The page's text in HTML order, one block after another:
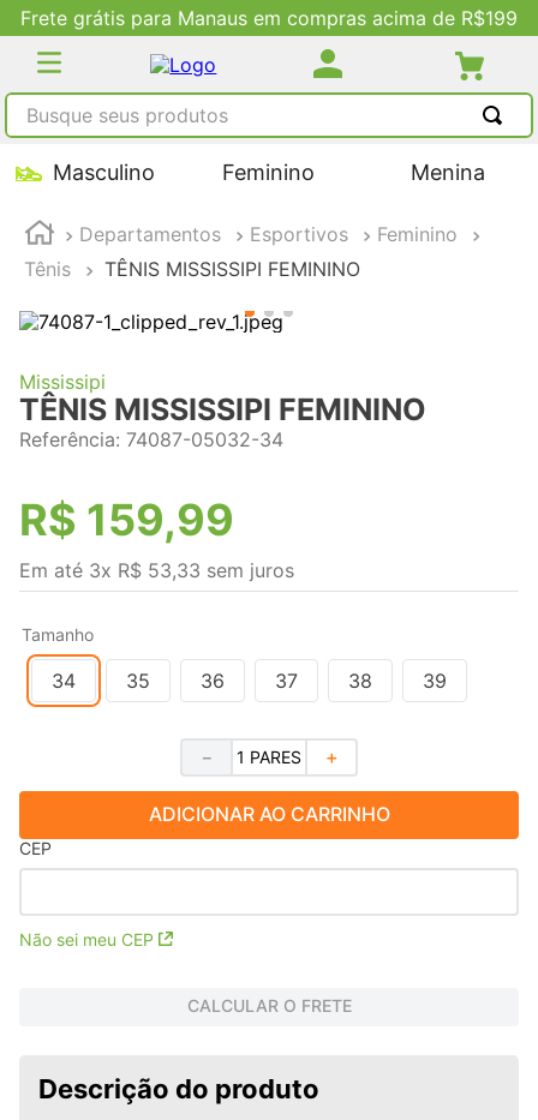
acima de R$199 Descontos Exclusivos
Busque seus produtos
Masculino Feminino Menina
Departamentos Esportivos
Feminino
Tênis
TÊNIS MISSISSIPI FEMININO
Mississipi
TÊNIS MISSISSIPI FEMININO
Referência: 74087-05032-34
R$ 159,99
Em até 3x R$ 53,33 sem juros
Tamanho
34 35 36 37 38 39
＋
－
ADICIONAR AO CARRINHO
CEP
Não sei meu CEP
CALCULAR O FRETE
Descrição do produto
TERMOS MAIS BUSCADOS
2
tenis feminino
4º
adidas